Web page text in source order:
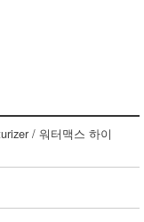
/ 워터맥스 하이